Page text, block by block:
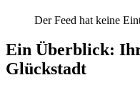
Der Feed hat keine
Ein Überblick:
Glückstadt